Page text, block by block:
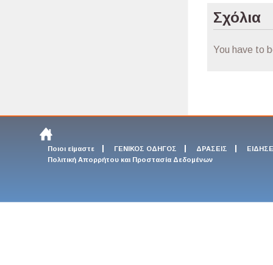
Σχόλια
You have to
Ποιοι είμαστε ΓΕΝΙΚΟΣ ΟΔΗΓΟΣ ΔΡΑΣΕΙΣ
Πολιτική Απορρήτου και Προστασία Δεδομένων